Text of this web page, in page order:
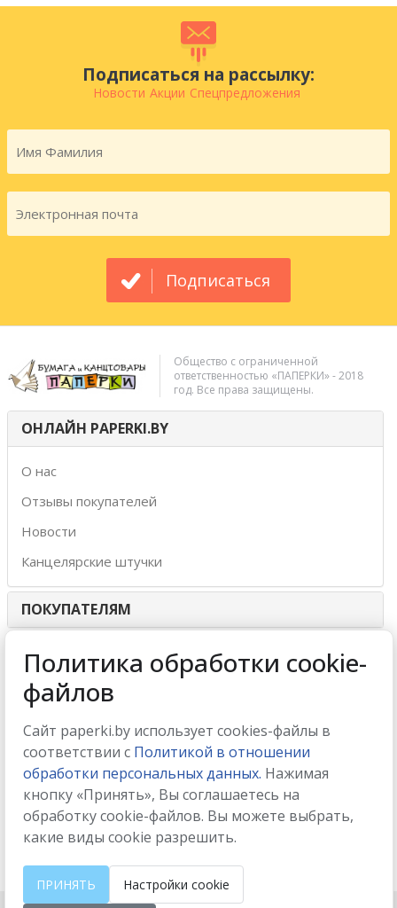
Подписаться на рассылку:
Новости Акции Спецпредложения
Подписаться
Общество с ограниченной
ответственностью «ПАПЕРКИ» - 2018
год. Все права защищены.
ОНЛАЙН PAPERKI.BY
О нас
Отзывы покупателей
Новости
Канцелярские штучки
ПОКУПАТЕЛЯМ
ИНТЕРНЕТ-МАГАЗИН
МЫ ПРИНИМАЕМ
МЫ В СОЦСЕТЯХ
Политика обработки cookie-
файлов
Сайт paperki.by использует cookies-файлы в
соответствии с Политикой в отношении
обработки персональных данных. Нажимая
кнопку «Принять», Вы соглашаетесь на
обработку cookie-файлов. Вы можете выбрать,
какие виды cookie разрешить.
ПРИНЯТЬ Настройки cookie